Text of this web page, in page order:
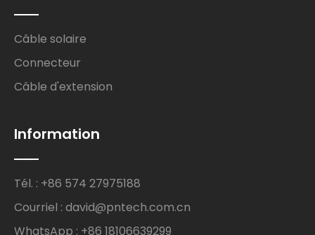
Câble solaire
Connecteur
Câble d'extension
Information
Tél. : +86 574 27975188
Courriel : david@pntech.com.cn
WhatsApp : +86 18106639299